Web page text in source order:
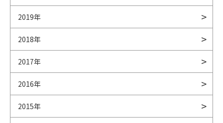
2019年
2018年
2017年
2016年
2015年